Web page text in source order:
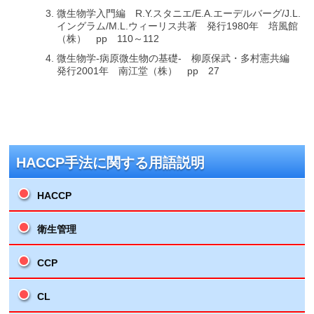
微生物学入門編 R.Y.スタニエ/E.A.エーデルバーグ/J.L.
イングラム/M.L.ウィーリス共著 発行1980年 培風館
（株） pp 110～112
微生物学-病原微生物の基礎- 柳原保武・多村憲共編
発行2001年 南江堂（株） pp 27
HACCP手法に関する用語説明
HACCP
衛生管理
CCP
CL